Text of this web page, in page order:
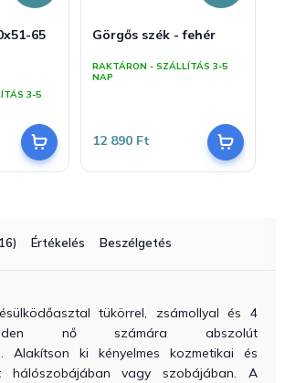
65
3-5
Görgős szék - fehér
RAKTÁRON - SZÁLLÍTÁS 3-5
NAP
12 890 Ft
Értékelés Beszélgetés
tükörrel, zsámollyal és 4
nő számára abszolút
Alakítson ki kényelmes kozmetikai és
hálószobájában vagy szobájában. A